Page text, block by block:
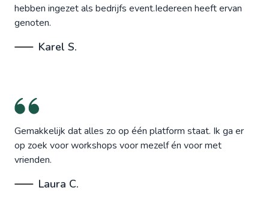
hebben ingezet als bedrijfs event.Iedereen heeft ervan
genoten.
Karel S.
Gemakkelijk dat alles zo op één platform staat. Ik ga er
op zoek voor workshops voor mezelf én voor met
vrienden.
Laura C.